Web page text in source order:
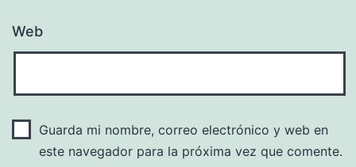
Web
Guarda mi nombre, correo electrónico y web en
este navegador para la próxima vez que comente.